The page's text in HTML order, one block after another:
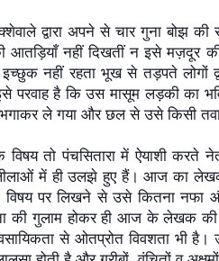
द्वारा अपने से चार गुना बोझ की
आतड़ियाँ नहीं दिखतीं न इसे मज़दूर
नहीं रहता भूख से तड़पते लोगों
है कि उस मासूम लड़की का
ले गया और छल से उसे किसी
तो पंचसितारा में ऐयाशी करते
में ही उलझे हुए हैं। आज का
विषय पर लिखने से उसे कितना नफा
की गुलाम होकर ही आज के लेखक
से ओतप्रोत विवशता भी